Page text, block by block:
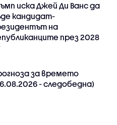
иска Джей Ди Ванс да
кандидат-
на
през 2028
за времето
- следобедна)